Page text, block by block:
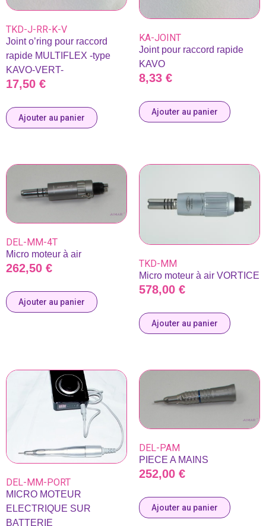
TKD-J-RR-K-V
Joint o’ring pour raccord
rapide MULTIFLEX -type
KAVO-VERT-
17,50 €
Ajouter au panier
KA-JOINT
Joint pour raccord rapide
KAVO
8,33 €
Ajouter au panier
DEL-MM-4T
Micro moteur à air
262,50 €
Ajouter au panier
TKD-MM
Micro moteur à air VORTICE
578,00 €
Ajouter au panier
DEL-MM-PORT
MICRO MOTEUR
ELECTRIQUE SUR
BATTERIE
DEL-PAM
PIECE A MAINS
252,00 €
Ajouter au panier